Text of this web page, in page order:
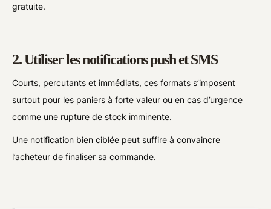
gratuite.
2. Utiliser les notifications push et SMS
Courts, percutants et immédiats, ces formats s’imposent
surtout pour les paniers à forte valeur ou en cas d’urgence
comme une rupture de stock imminente.
Une notification bien ciblée peut suffire à convaincre
l’acheteur de finaliser sa commande.